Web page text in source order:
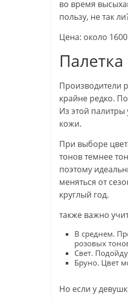
во время
пользу, не так
Цена: около
Производители
крайне редко.
Из этой
кожи.
При выборе
тонов темнее
поэтому
меняться от
круглый год.
также важно
В среднем.
розовых
Свет.
Бруно. Цвет
Но если у